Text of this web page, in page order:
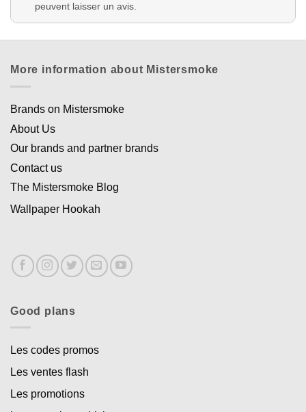
peuvent laisser un avis.
More information about Mistersmoke
Brands on Mistersmoke
About Us
Our brands and partner brands
Contact us
The Mistersmoke Blog
Wallpaper Hookah
Good plans
Les codes promos
Les ventes flash
Les promotions